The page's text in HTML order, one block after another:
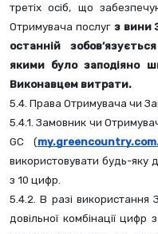
третіх осіб, що
Отримувача послуг з вини
останній
якими було заподіяно
Виконавцем витрати.
5.4. Права Отримувача чи
5.4.1. Замовник чи
GC (
використовувати будь-яку
з 10 цифр.
5.4.2. В разі
довільної комбінації цифр